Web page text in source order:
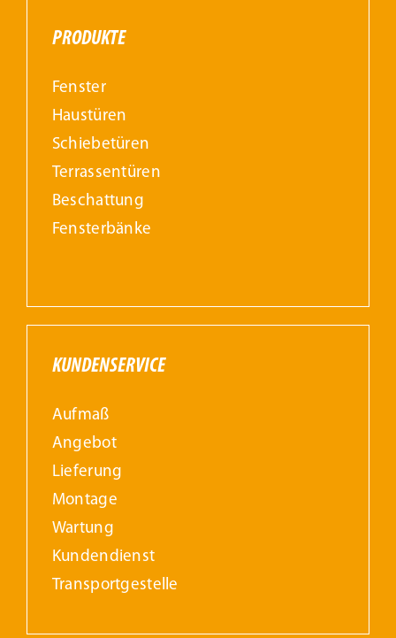
PRODUKTE
Fenster
Haustüren
Schiebetüren
Terrassentüren
Beschattung
Fensterbänke
KUNDENSERVICE
Aufmaß
Angebot
Lieferung
Montage
Wartung
Kundendienst
Transportgestelle